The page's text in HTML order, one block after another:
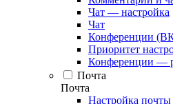
Чат — настройка
Чат
Конференции
Приоритет
Конференции —
Почта
Почта
Настройка почты